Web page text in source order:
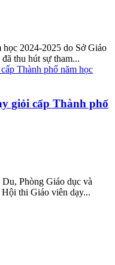
2024-2025 do Sở Giáo
thu hút sự tham...
giỏi cấp Thành phố
Phòng Giáo dục và
thi Giáo viên dạy...